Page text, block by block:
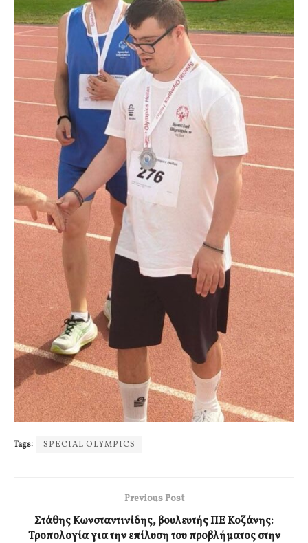
Tags: SPECIAL OLYMPICS
Previous Post
Στάθης Κωνσταντινίδης, βουλευτής ΠΕ Κοζάνης:
Τροπολογία για την επίλυση του προβλήματος στην